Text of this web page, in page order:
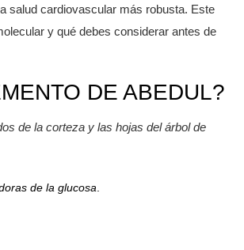
salud cardiovascular más robusta. Este
y qué debes considerar antes de
DE ABEDUL?
de la corteza y las hojas del árbol de
de la glucosa